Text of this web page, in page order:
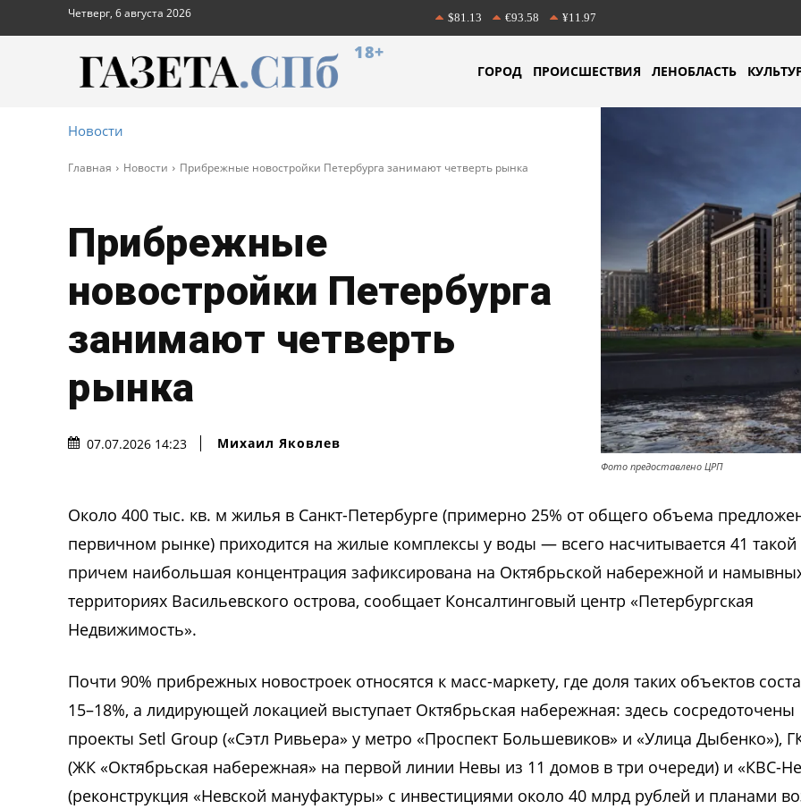
Четверг, 6 августа 2026 $81.13 €93.58 ¥11.97
18+
ГОРОД ПРОИСШЕСТВИЯ ЛЕНОБЛАСТЬ
Новости
Главная Новости Прибрежные новостройки Петербурга занимают четверть рынка
Прибрежные
новостройки Петербурга
занимают четверть
рынка
07.07.2026 14:23 Михаил Яковлев
Фото предоставлено ЦРП
Около 400 тыс. кв. м жилья в Санкт-Петербурге (примерно 25% от общего объема
первичном рынке) приходится на жилые комплексы у воды — всего насчитывается 41 такой
причем наибольшая концентрация зафиксирована на Октябрьской набережной и
территориях Васильевского острова, сообщает Консалтинговый центр «Петербургская
Недвижимость».
Почти 90% прибрежных новостроек относятся к масс-маркету, где доля таких объектов
15–18%, а лидирующей локацией выступает Октябрьская набережная: здесь сосредоточены
проекты Setl Group («Сэтл Ривьера» у метро «Проспект Большевиков» и «Улица Дыбенко»),
(ЖК «Октябрьская набережная» на первой линии Невы из 11 домов в три очереди) и «КВС-
(реконструкция «Невской мануфактуры» с инвестициями около 40 млрд рублей и планами